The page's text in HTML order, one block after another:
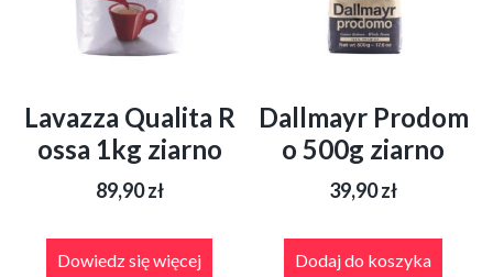
Lavazza Qualita R
ossa 1kg ziarno
89,90zł
Dowiedz się więcej
Dallmayr Prodom
o 500g ziarno
39,90zł
Dodaj do koszyka